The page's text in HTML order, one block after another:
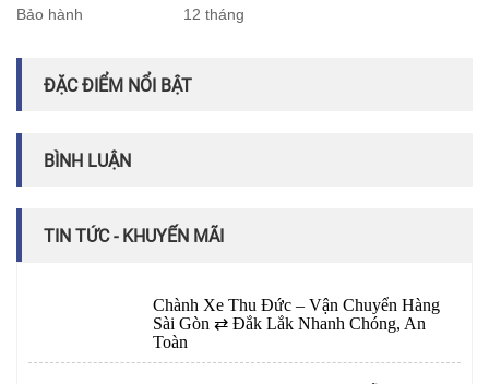
Bảo hành
12 tháng
ĐẶC ĐIỂM NỔI BẬT
BÌNH LUẬN
TIN TỨC - KHUYẾN MÃI
Chành Xe Thu Đức – Vận Chuyển Hàng
Sài Gòn ⇄ Đắk Lắk Nhanh Chóng, An
Toàn